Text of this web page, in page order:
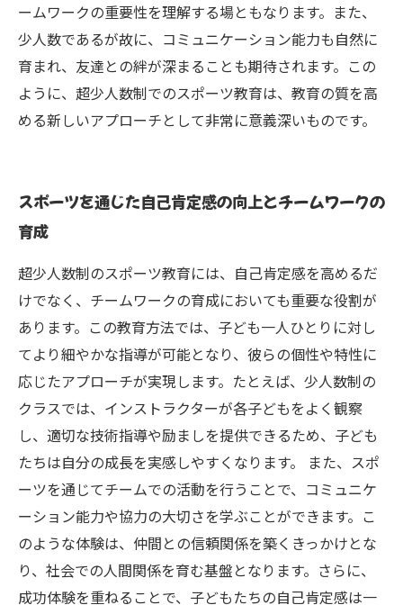
ームワークの重要性を理解する場ともなります。また、
少人数であるが故に、コミュニケーション能力も自然に
育まれ、友達との絆が深まることも期待されます。この
ように、超少人数制でのスポーツ教育は、教育の質を高
める新しいアプローチとして非常に意義深いものです。
スポーツを通じた自己肯定感の向上とチームワークの
育成
超少人数制のスポーツ教育には、自己肯定感を高めるだ
けでなく、チームワークの育成においても重要な役割が
あります。この教育方法では、子ども一人ひとりに対し
てより細やかな指導が可能となり、彼らの個性や特性に
応じたアプローチが実現します。たとえば、少人数制の
クラスでは、インストラクターが各子どもをよく観察
し、適切な技術指導や励ましを提供できるため、子ども
たちは自分の成長を実感しやすくなります。 また、スポ
ーツを通じてチームでの活動を行うことで、コミュニケ
ーション能力や協力の大切さを学ぶことができます。こ
のような体験は、仲間との信頼関係を築くきっかけとな
り、社会での人間関係を育む基盤となります。さらに、
成功体験を重ねることで、子どもたちの自己肯定感は一